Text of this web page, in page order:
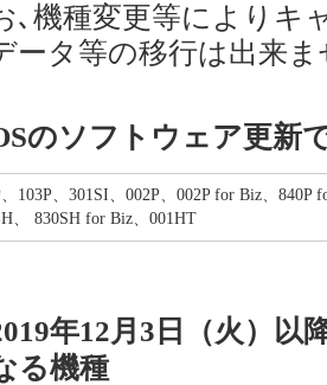
､機種変更等によりキ
ータ等の移行は出来ま
のソフトウェア更新
103P、301SI、002P、002P for Biz、840P
、 830SH for Biz、001HT
年12月3日（火）以
る機種